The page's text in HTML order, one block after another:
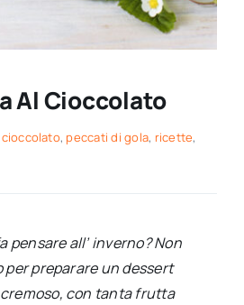
Al Cioccolato
cioccolato, peccati di gola, ricette,
pensare all’ inverno? Non
per preparare un dessert
con tanta frutta